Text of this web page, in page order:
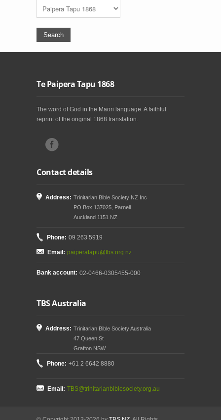
Te Paipera Tapu 1868
The word of God in the Maori language. A faithful
reprint of the original 1868 translation.
Contact details
Address: Trinitarian Bible Society NZ Inc
PO Box 137025, Parnell
Auckland 1151 NZ
Phone: 09 263 5919
Email: paiperatapu@tbs.org.nz
Bank account: 02-0466-0305455-000
TBS Australia
Address: Trinitarian Bible Society Australia
47 Queen St
Grafton NSW
Phone: +61 2 6642 8880
Email: TBS@trinitarianbiblesociety.org.au